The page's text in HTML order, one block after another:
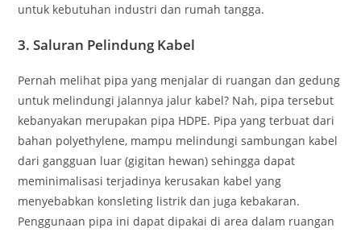
untuk kebutuhan industri dan rumah tangga.
3.Saluran Pelindung Kabel
Pernah melihat pipa yang menjalar di ruangan dan gedung
untuk melindungi jalannya jalur kabel? Nah, pipa tersebut
kebanyakan merupakan pipa HDPE. Pipa yang terbuat dari
bahan polyethylene, mampu melindungi sambungan kabel
dari gangguan luar (gigitan hewan) sehingga dapat
meminimalisasi terjadinya kerusakan kabel yang
menyebabkan konsleting listrik dan juga kebakaran.
Penggunaan pipa ini dapat dipakai di area dalam ruangan